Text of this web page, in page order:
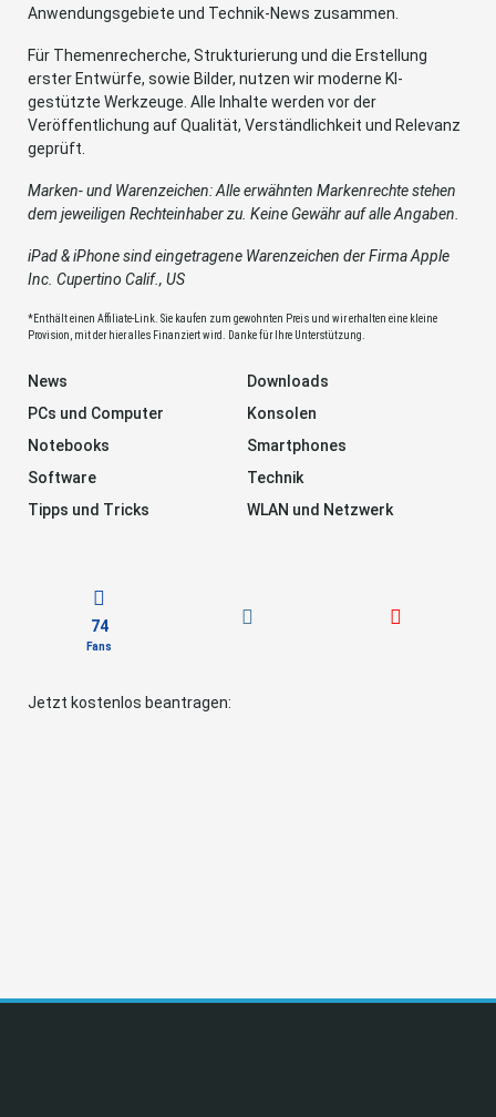
Anwendungsgebiete und Technik-News zusammen.
Für Themenrecherche, Strukturierung und die Erstellung
erster Entwürfe, sowie Bilder, nutzen wir moderne KI-
gestützte Werkzeuge. Alle Inhalte werden vor der
Veröffentlichung auf Qualität, Verständlichkeit und Relevanz
geprüft.
Marken- und Warenzeichen: Alle erwähnten Markenrechte stehen
dem jeweiligen Rechteinhaber zu. Keine Gewähr auf alle Angaben.
iPad & iPhone sind eingetragene Warenzeichen der Firma Apple
Inc. Cupertino Calif., US
*Enthält einen Affiliate-Link. Sie kaufen zum gewohnten Preis und wir erhalten eine kleine
Provision, mit der hier alles Finanziert wird. Danke für Ihre Unterstützung.
News
Downloads
PCs und Computer
Konsolen
Notebooks
Smartphones
Software
Technik
Tipps und Tricks
WLAN und Netzwerk
74
Fans
Jetzt kostenlos beantragen: